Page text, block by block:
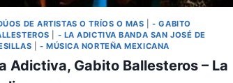
DE ARTISTAS O TRÍOS O MAS |- GABITO
- LA ADICTIVA BANDA SAN JOSÉ DE
- MÚSICA NORTEÑA MEXICANA
Adictiva, Gabito Ballesteros – La